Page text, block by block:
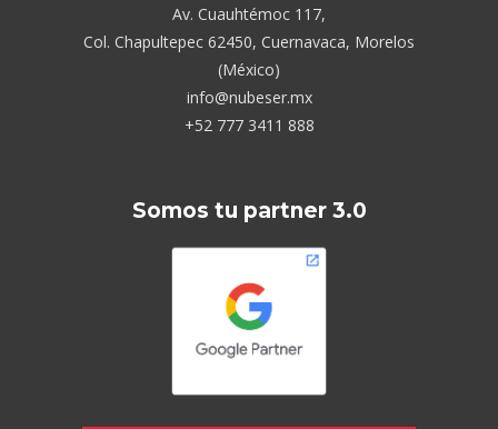
Av. Cuauhtémoc 117,
Col. Chapultepec 62450, Cuernavaca, Morelos
(México)
info@nubeser.mx
+52 777 3411 888
Somos tu partner 3.0